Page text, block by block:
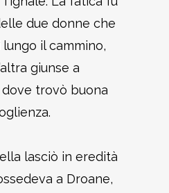
due donne che
il cammino,
giunse a
trovò buona
lasciò in eredità
a Droane,